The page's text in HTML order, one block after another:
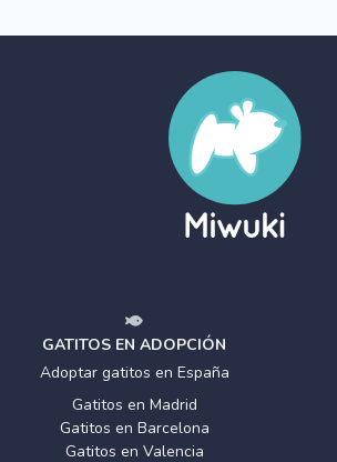
GATITOS EN ADOPCIÓN
Adoptar gatitos en España
Gatitos en Madrid
Gatitos en Barcelona
Gatitos en Valencia